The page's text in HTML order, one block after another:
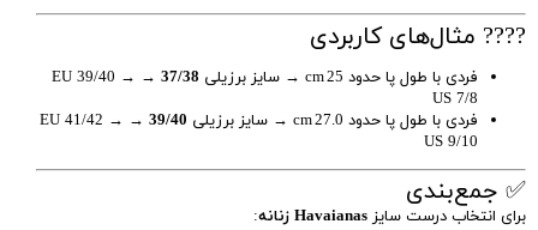
???? مثال‌های کاربردی
فردی با طول پا حدود 25 cm → سایز برزیلی 37/38
→ EU 39/40 →
US 7/8
فردی با طول پا حدود 27.0 cm → سایز برزیلی
39/40
→ EU 41/42 →
US 9/10
✅ جمع‌بندی
برای انتخاب درست سایزHavaianas زنانه
: